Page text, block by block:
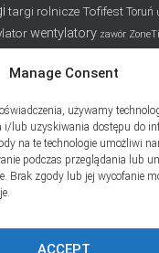
Manage Consent
używamy
i/lub uzyskiwania dostępu do
na te technologie umożliwi
podczas przeglądania lub
Brak zgody lub jej wycofanie
ACCEPT
targi rolniczeTofifest Toruń
wentylatory zawór
jeśli chciał(a)byś
blogu